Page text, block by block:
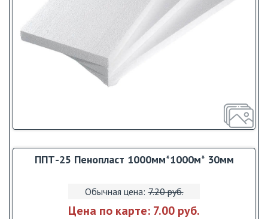
ППТ-25 Пенопласт 1000мм*1000м* 30мм
Обычная цена: 7.20 pуб.
Цена по карте: 7.00 pуб.